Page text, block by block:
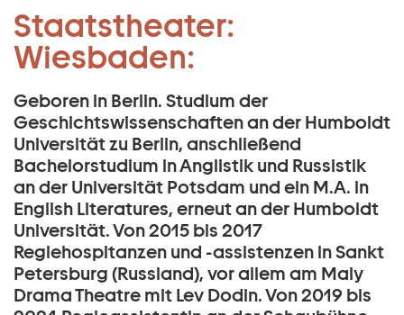
Zum Hauptinhalt springen
Zum Footer springen
Staatstheater:
Wiesbaden:
Regie:
Amalia Starikow:
Geboren in Berlin. Studium der
Geschichtswissenschaften an der Humboldt
Universität zu Berlin, anschließend
Bachelorstudium in Anglistik und Russistik
an der Universität Potsdam und ein M.A. in
English Literatures, erneut an der Humboldt
Universität. Von 2015 bis 2017
Regiehospitanzen und -assistenzen in Sankt
Petersburg (Russland), vor allem am Maly
Drama Theatre mit Lev Dodin. Von 2019 bis